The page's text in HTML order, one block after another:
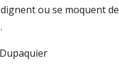
ou se moquent